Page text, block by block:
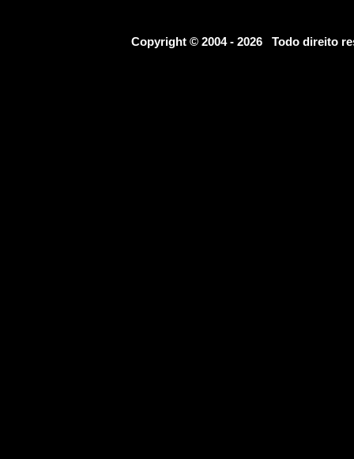
Copyright © 2004 - 2026 Todo direito